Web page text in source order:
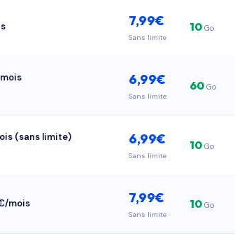
7,99€
Sans limite
10Go
6,99€
Sans limite
60Go
(sans limite) 6,99€
Sans limite
10Go
mois 7,99€
Sans limite
10Go